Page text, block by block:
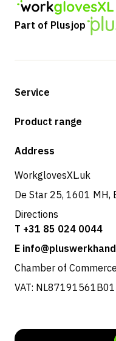
Part of Plusjop
Service
Payment methods
Returns & service
Product range
Shop
Address
WorkglovesXL.uk
De Star 25, 1601 MH,
Directions
T +31 85 024 0044
E
Chamber of
VAT: NL87191561B01